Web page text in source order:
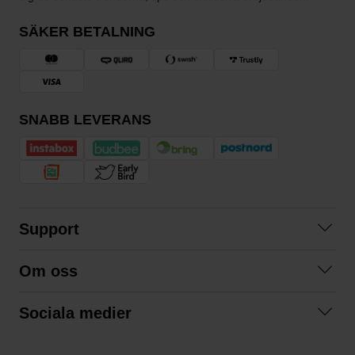
SÄKER BETALNING
SNABB LEVERANS
Support
Köpvillkor
Om oss
Sociala medier